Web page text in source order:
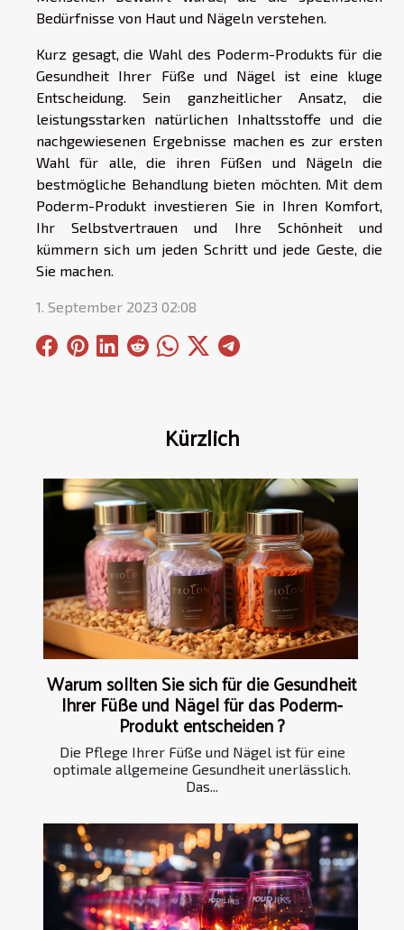
Kürzlich
Warum sollten Sie sich für die Gesundheit
Ihrer Füße und Nägel für das Poderm-
Produkt entscheiden ?
Die Pflege Ihrer Füße und Nägel ist für eine
optimale allgemeine Gesundheit unerlässlich.
Das...
Bedürfnisse von Haut und Nägeln verstehen.
Kurz gesagt, die Wahl des Poderm-Produkts für die
Gesundheit Ihrer Füße und Nägel ist eine kluge
Entscheidung. Sein ganzheitlicher Ansatz, die
leistungsstarken natürlichen Inhaltsstoffe und die
nachgewiesenen Ergebnisse machen es zur ersten
Wahl für alle, die ihren Füßen und Nägeln die
bestmögliche Behandlung bieten möchten. Mit dem
Poderm-Produkt investieren Sie in Ihren Komfort,
Ihr Selbstvertrauen und Ihre Schönheit und
kümmern sich um jeden Schritt und jede Geste, die
Sie machen.
1. September 2023 02:08